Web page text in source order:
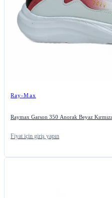
Ray-Max
Raymax Garson 350 Anorak Beyaz Kırmızı
Fiyat için giriş yapın